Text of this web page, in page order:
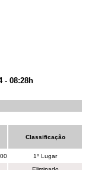
- 08:28h
Classificação
1º Lugar